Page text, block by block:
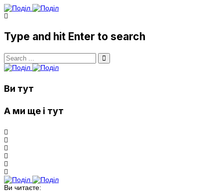
Type and hit Enter to search
Ви тут
А ми ще і тут
Ви читаєте: